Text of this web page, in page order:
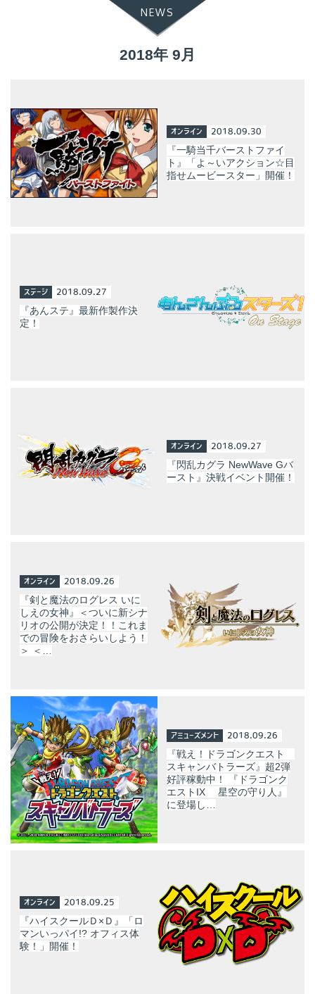
NEWS
2018年 9月
オンライン 2018.09.30
『一騎当千バーストファイ
ト』「よ～いアクション☆目
指せムービースター」開催！
ステージ 2018.09.27
『あんステ』最新作製作決
定！
オンライン 2018.09.27
『閃乱カグラ NewWave Gバ
ースト』決戦イベント開催！
オンライン 2018.09.26
『剣と魔法のログレス いに
しえの女神』＜ついに新シナ
リオの公開が決定！！これま
での冒険をおさらいしよう！
＞ ＜…
アミューズメント 2018.09.26
『戦え！ドラゴンクエスト
スキャンバトラーズ』超2弾
好評稼動中！ 『ドラゴンク
エストIX 星空の守り人』
に登場し…
オンライン 2018.09.25
『ハイスクールＤ×Ｄ』「ロ
マンいっパイ!? オフィス体
験！」開催！